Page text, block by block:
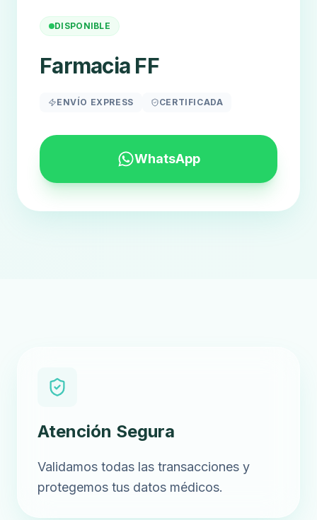
DISPONIBLE
Farmacia FF
ENVÍO EXPRESS CERTIFICADA
WhatsApp
Atención Segura
Validamos todas las transacciones y
protegemos tus datos médicos.